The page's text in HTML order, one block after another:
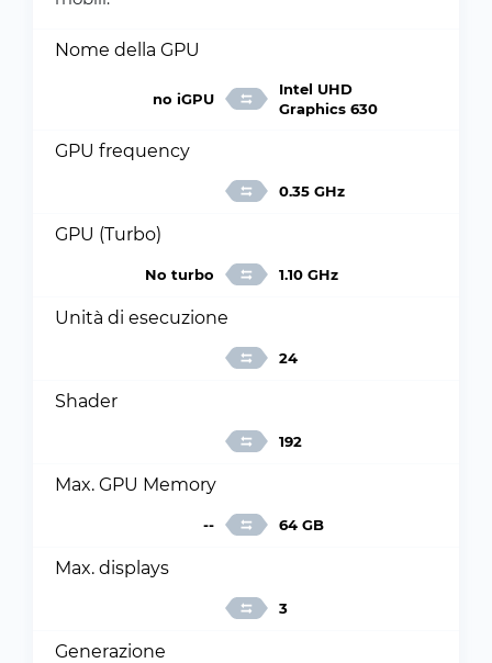
Nome della GPU
no iGPU
Intel UHD
Graphics 630
GPU frequency
0.35 GHz
GPU (Turbo)
No turbo 1.10 GHz
Unità di esecuzione
24
Shader
192
Max. GPU Memory
-- 64 GB
Max. displays
3
Generazione